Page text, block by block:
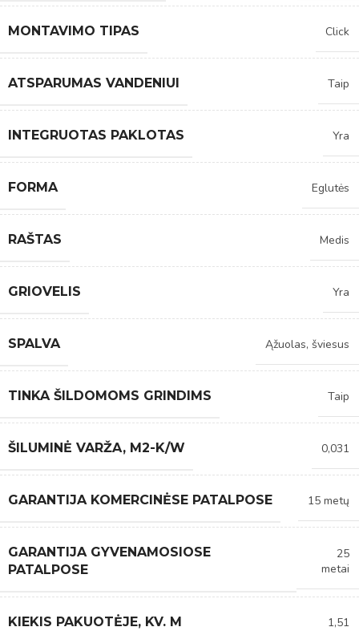
MONTAVIMO TIPAS Click
ATSPARUMAS VANDENIUI Taip
INTEGRUOTAS PAKLOTAS Yra
FORMA Eglutės
RAŠTAS Medis
GRIOVELIS Yra
SPALVA Ąžuolas, šviesus
TINKA ŠILDOMOMS GRINDIMS Taip
ŠILUMINĖ VARŽA, M2-K/W 0,031
GARANTIJA KOMERCINĖSE PATALPOSE 15 metų
GARANTIJA GYVENAMOSIOSE
PATALPOSE
25
metai
KIEKIS PAKUOTĖJE, KV. M 1,51